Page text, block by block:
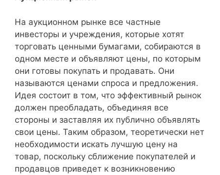
На аукционном рынке все частные
инвесторы и учреждения, которые хотят
торговать ценными бумагами, собираются в
одном месте и объявляют цены, по которым
они готовы покупать и продавать. Они
называются ценами спроса и предложения.
Идея состоит в том, что эффективный рынок
должен преобладать, объединяя все
стороны и заставляя их публично объявлять
свои цены. Таким образом, теоретически нет
необходимости искать лучшую цену на
товар, поскольку сближение покупателей и
продавцов приведет к возникновению